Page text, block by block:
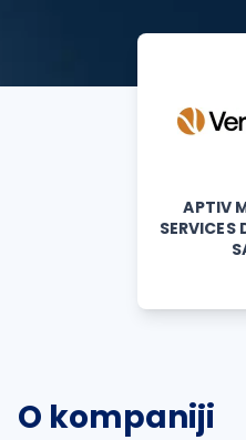
APTIV
SERVICES
O kompaniji